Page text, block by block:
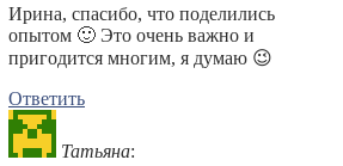
Ирина, спасибо, что поделились
опытом 🙂 Это очень важно и
пригодится многим, я думаю 😉
Ответить
Татьяна: